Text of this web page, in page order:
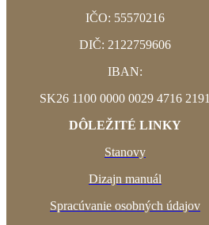
IČO: 55570216
DIČ: 2122759606
IBAN:
SK26 1100 0000 0029 4716 2191
DÔLEŽITÉ LINKY
Stanovy
Dizajn manuál
Spracúvanie osobných údajov